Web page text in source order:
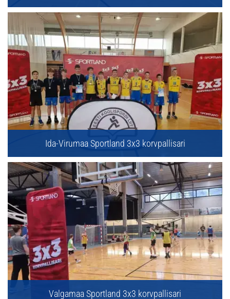
Ida-Virumaa Sportland 3x3 korvpallisari
Valgamaa Sportland 3x3 korvpallisari